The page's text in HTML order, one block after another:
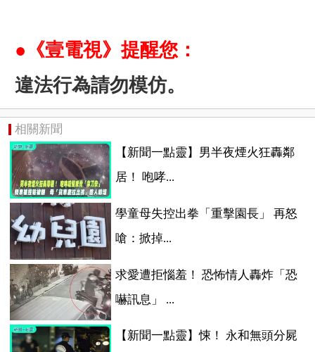
●《壹電視》提醒您：
違法行為請勿模仿。
相關新聞
【新聞一點靈】男半夜煙火狂轟鄰
居！ 咆哮...
學童母失控出拳「重擊園長」 再怒
嗆：掀掉...
求愛遭拒惱羞！ 恐怖情人轟炸「恐
嚇訊息」 ...
【新聞一點靈】悚！ 永和無頭分屍